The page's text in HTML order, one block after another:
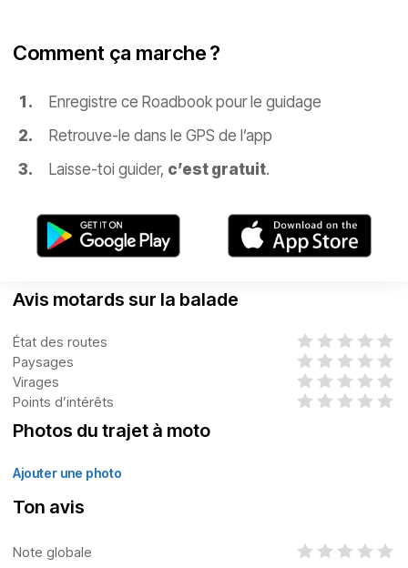
Comment ça marche ?
Enregistre ce Roadbook pour le guidage
Retrouve-le dans le GPS de l’app
Laisse-toi guider, c’est gratuit.
Avis motards sur la balade
État des routes
Paysages
Virages
Points d’intérêts
Photos du trajet à moto
Ajouter une photo
Ton avis
Note globale